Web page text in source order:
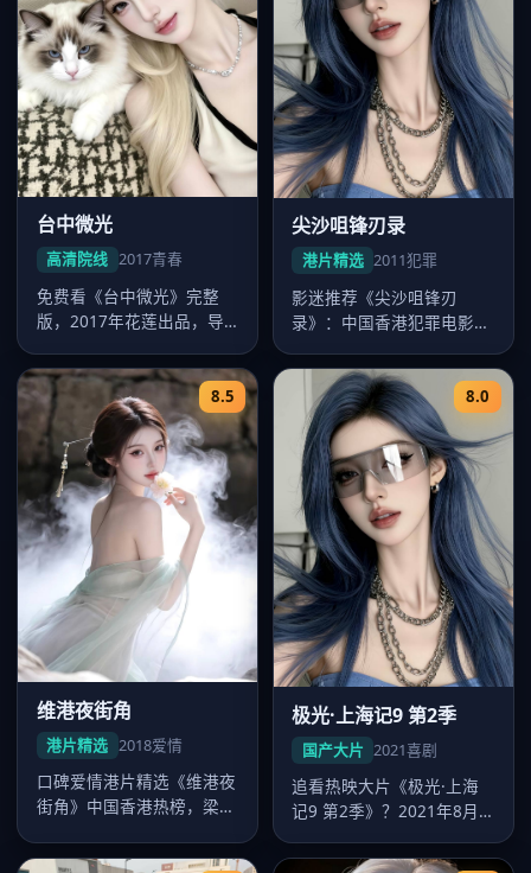
台中微光
高清院线 2017青春
免费看《台中微光》完整
版，2017年花莲出品，导
淇、桂纶…
尖沙咀锋刃录
港片精选 2011犯罪
影迷推荐《尖沙咀锋刃
录》：中国香港犯罪电影，
月7…
8.5
维港夜街角
港片精选 2018爱情
口碑爱情港片精选《维港夜
街角》中国香港热榜，梁朝
宇森调度…
8.0
极光·上海记9 第2季
国产大片 2021喜剧
追看热映大片《极光·上海
记9 第2季》？2021年8月